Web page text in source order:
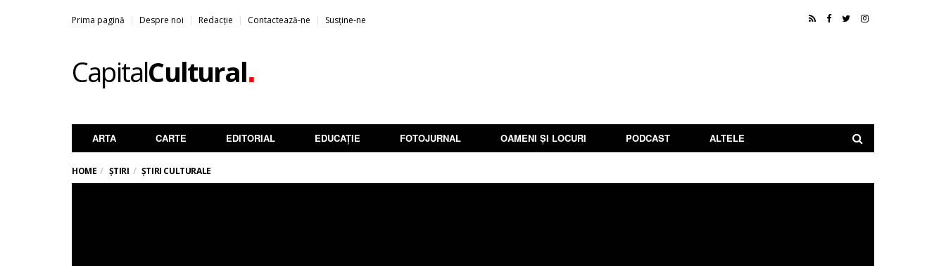
Prima pagină Despre noi Redacție Contactează-ne Susține-ne
CapitalCultural.
ARTA CARTE EDITORIAL EDUCAȚIE FOTOJURNAL OAMENI ȘI LOCURI PODCAST ALTELE
HOME ȘTIRI ȘTIRI CULTURALE